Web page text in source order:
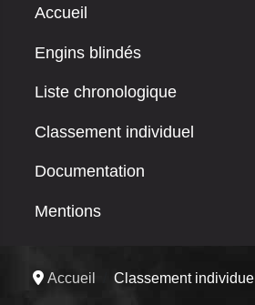
Accueil
Engins blindés
Liste chronologique
Classement individuel
Documentation
Mentions
Accueil Classement individuel